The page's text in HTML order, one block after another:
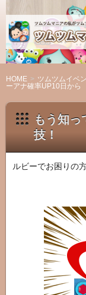
ツ
ム
ツ
ム
マ
ニ
の
徒
然
攻
HOME ツムツムイベ
ーアナ確率UP10日から
もう知っ
技！
ルビーでお困りの